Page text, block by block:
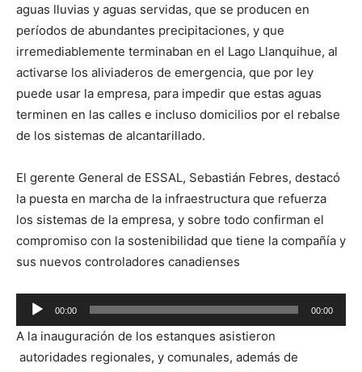
aguas lluvias y aguas servidas, que se producen en
períodos de abundantes precipitaciones, y que
irremediablemente terminaban en el Lago Llanquihue, al
activarse los aliviaderos de emergencia, que por ley
puede usar la empresa, para impedir que estas aguas
terminen en las calles e incluso domicilios por el rebalse
de los sistemas de alcantarillado.
El gerente General de ESSAL, Sebastián Febres, destacó
la puesta en marcha de la infraestructura que refuerza
los sistemas de la empresa, y sobre todo confirman el
compromiso con la sostenibilidad que tiene la compañía y
sus nuevos controladores canadienses
Reproductor
de
audio
00:00 00:00
A la inauguración de los estanques asistieron
autoridades regionales, y comunales, además de